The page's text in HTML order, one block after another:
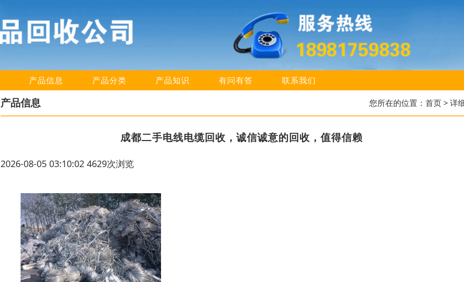
产品信息 产品分类 产品知识 有问有答 联系我们
产品信息 您所在的位置： 首页> 详
成都二手电线电缆回收，诚信诚意的回收，值得信赖
2026-08-05 03:10:02 4629次浏览